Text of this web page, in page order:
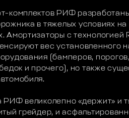
комплектов РИФ
в тяжелых условиях
Амортизаторы с технологией
вес установленного
(бамперов,
и прочего), но также
РИФ великолепно «держит» и
грейдер, и